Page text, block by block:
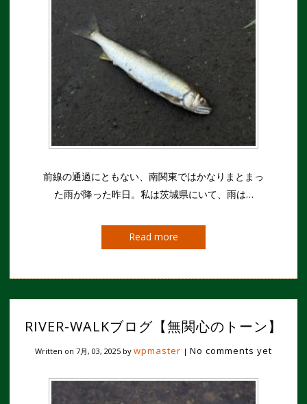
前線の通過にともない、南関東ではかなりまとまっ
た雨が降った昨日。私は茨城県にいて、雨は…
Read more
RIVER-WALKブログ【無関心のトーン】
Written on 7月, 03, 2025 by wpmaster | No comments yet